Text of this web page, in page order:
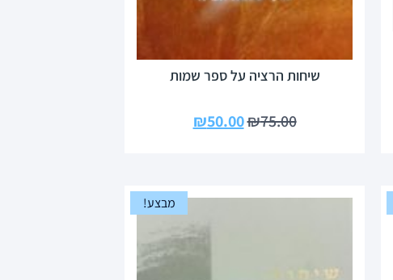
שיחות הרציה על ספר שמות
₪75.00
₪50.00
מבצע!